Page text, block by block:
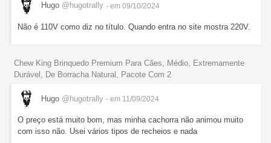
Hugo @hugotrally - em 09/10/2024
Não é 110V como diz no título. Quando entra no site mostra 220V.
Chew King Brinquedo Premium Para Cães, Médio, Extremamente
Durável, De Borracha Natural, Pacote Com 2
Hugo @hugotrally - em 11/09/2024
O preço está muito bom, mas minha cachorra não animou muito
com isso não. Usei vários tipos de recheios e nada